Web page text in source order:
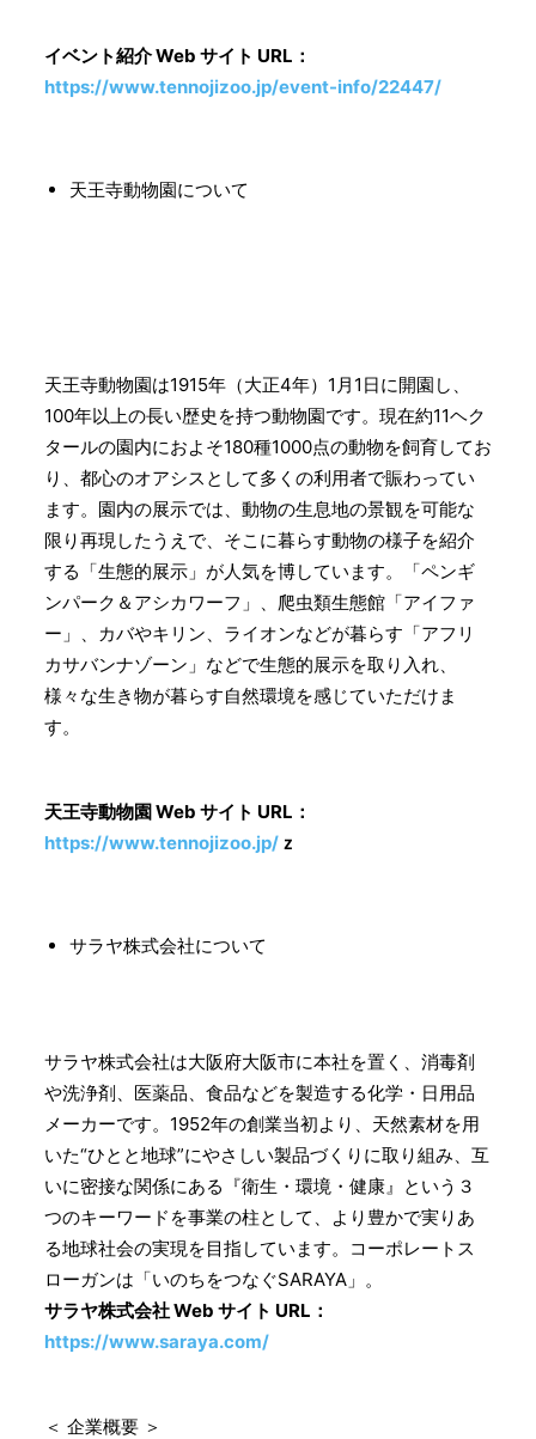
イベント紹介 Web サイト URL：
https://www.tennojizoo.jp/event-info/22447/
天王寺動物園について
天王寺動物園は1915年（大正4年）1月1日に開園し、
100年以上の長い歴史を持つ動物園です。現在約11ヘク
タールの園内におよそ180種1000点の動物を飼育してお
り、都心のオアシスとして多くの利用者で賑わってい
ます。園内の展示では、動物の生息地の景観を可能な
限り再現したうえで、そこに暮らす動物の様子を紹介
する「生態的展示」が人気を博しています。「ペンギ
ンパーク＆アシカワーフ」、爬虫類生態館「アイファ
ー」、カバやキリン、ライオンなどが暮らす「アフリ
カサバンナゾーン」などで生態的展示を取り入れ、
様々な生き物が暮らす自然環境を感じていただけま
す。
天王寺動物園 Web サイト URL：
https://www.tennojizoo.jp/ ｚ
サラヤ株式会社について
サラヤ株式会社は大阪府大阪市に本社を置く、消毒剤
や洗浄剤、医薬品、食品などを製造する化学・日用品
メーカーです。1952年の創業当初より、天然素材を用
いた“ひとと地球”にやさしい製品づくりに取り組み、互
いに密接な関係にある『衛生・環境・健康』という３
つのキーワードを事業の柱として、より豊かで実りあ
る地球社会の実現を目指しています。コーポレートス
ローガンは「いのちをつなぐSARAYA」。
サラヤ株式会社 Web サイト URL：
https://www.saraya.com/
＜ 企業概要 ＞